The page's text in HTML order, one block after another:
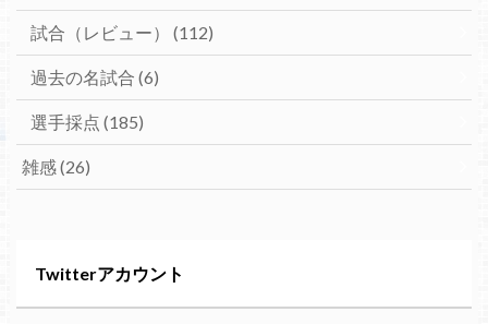
試合（レビュー） (112)
過去の名試合 (6)
選手採点 (185)
雑感(26)
Twitterアカウント